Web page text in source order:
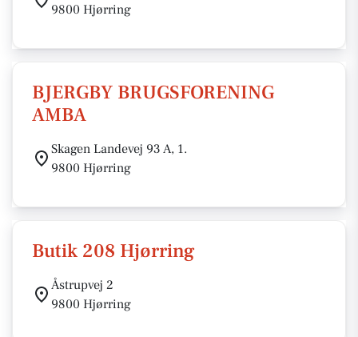
9800 Hjørring
BJERGBY BRUGSFORENING
AMBA
Skagen Landevej 93 A, 1.
9800 Hjørring
Butik 208 Hjørring
Åstrupvej 2
9800 Hjørring